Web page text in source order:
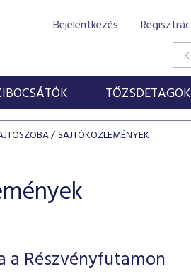
Bejelentkezés
TŐZSDETAGOK
SAJTÓKÖZLEMÉNYEK
a Részvényfutamon